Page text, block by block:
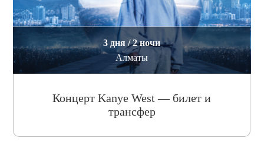
3 дня / 2 ночи
Алматы
Концерт Kanye West — билет и
трансфер